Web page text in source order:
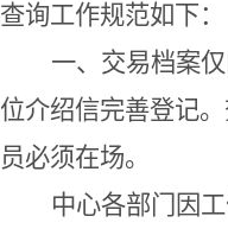
查询工作规范如下：
一、交易档案
位介绍信完善登记
员必须在场。
中心各部门 因